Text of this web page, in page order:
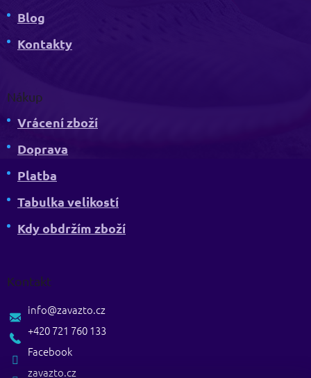
Blog
Kontakty
Nákup
Vrácení zboží
Doprava
Platba
Tabulka velikostí
Kdy obdržím zboží
Kontakt
zavazto.cz
info@zavazto.cz
+420 721 760 133
Facebook